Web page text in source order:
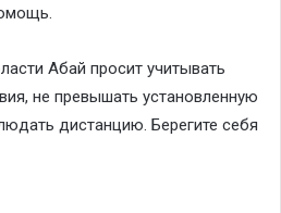
Абай просит учитывать
не превышать установленную
дистанцию. Берегите себя